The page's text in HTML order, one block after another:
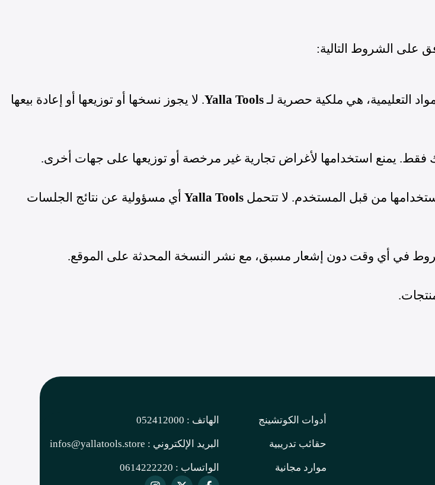
على الشروط التالية:
التعليمية، هي ملكية حصرية لـYalla Tools. لا يجوز نسخها أو توزيعها أو إعادة بيعها
يمنع استخدامها لأغراض تجارية غير مرخصة أو توزيعها على جهات أخرى.
من قبل المستخدم. لا تتحمل Yalla Tools أي مسؤولية عن نتائج الجلسات
في أي وقت دون إشعار مسبق، مع نشر النسخة المحدثة على الموقع.
أدوات الكوتشينج
حقائب تدريبية
موارد مجانية
الهاتف : 052412000
البريد الإلكتروني : infos@yallatools.store
الواتساب : 0614222220